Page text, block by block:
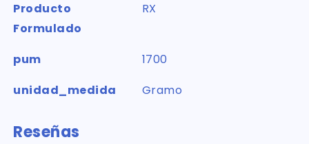
Producto
Formulado
RX
pum
1700
unidad_medida
Gramo
Reseñas